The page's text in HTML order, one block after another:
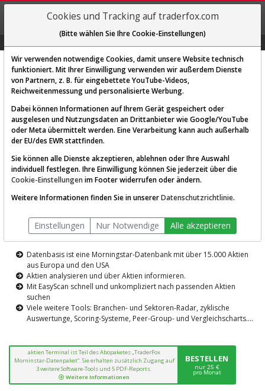
REGIS-
TRIEREN
Diese Funktion ist nur für
AKTIEN-TERMINAL
Die Aktienanalyse-Plattform von
TraderFox
Datenbasis ist eine Morningstar-Datenbank mit über 15.000 Aktien
aus Europa und den USA
Aktien analysieren und über Aktien informieren.
Mit EasyScan schnell und unkompliziert nach passenden Aktien
suchen
Viele weitere Tools: Branchen- und Sektoren-Radar, zyklische
Auswertunge, Scoring-Systeme, Peer-Group- und Vergleichscharts....
aktien Terminal ist Teil des Abopaketes „TraderFox
Morninstar-Datenpaket“. Sie erhalten zusätzlich Zugang auf
3 weitere Software-Tools und 5 PDF-Reports.
Weitere Informationen
BESTELLEN
nur 25 €
pro Monat
Cookies und Tracking auf traderfox.com
(Bitte wählen Sie Ihre Cookie-Einstellungen)
Wir verwenden notwendige Cookies, damit unsere Website technisch
funktioniert. Mit Ihrer Einwilligung verwenden wir außerdem Dienste
von Partnern, z. B. für eingebettete YouTube-Videos,
Reichweitenmessung und personalisierte Werbung.
Dabei können Informationen auf Ihrem Gerät gespeichert oder
ausgelesen und Nutzungsdaten an Drittanbieter wie Google/YouTube
oder Meta übermittelt werden. Eine Verarbeitung kann auch außerhalb
der EU/des EWR stattfinden.
Sie können alle Dienste akzeptieren, ablehnen oder Ihre Auswahl
individuell festlegen. Ihre Einwilligung können Sie jederzeit über die
Cookie-Einstellungen im Footer widerrufen oder ändern.
Weitere Informationen finden Sie in unsererDatenschutzrichtlinie.
Einstellungen Nur Notwendige Alle akzeptieren